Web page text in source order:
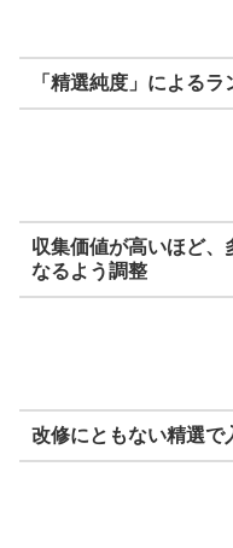
「精選純度」による
収集価値が高いほど、
なるよう調整
改修にともない精選で